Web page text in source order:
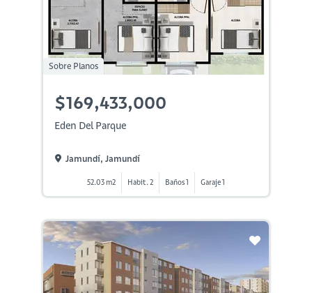
Sobre Planos
$169,433,000
Eden Del Parque
Jamundí, Jamundí
52.03 m2 Habit. 2 Baños 1 Garaje 1